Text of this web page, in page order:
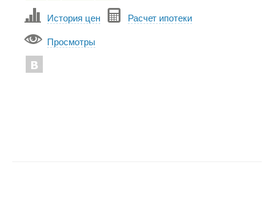
История цен Расчет ипотеки
Просмотры